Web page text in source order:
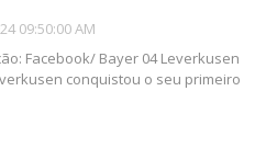
09:50:00 AM
Facebook/ Bayer 04 Leverkusen
conquistou o seu primeiro